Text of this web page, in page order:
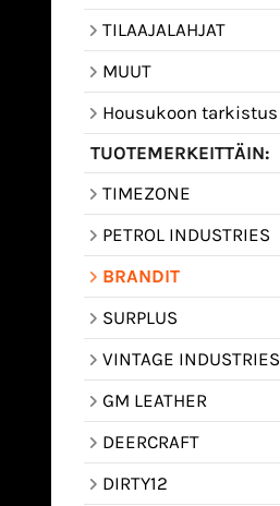
TILAAJALAHJAT
MUUT
Housukoon tarkistus
TUOTEMERKEITTÄIN:
TIMEZONE
PETROL INDUSTRIES
BRANDIT
SURPLUS
VINTAGE INDUSTRIES
GM LEATHER
DEERCRAFT
DIRTY12